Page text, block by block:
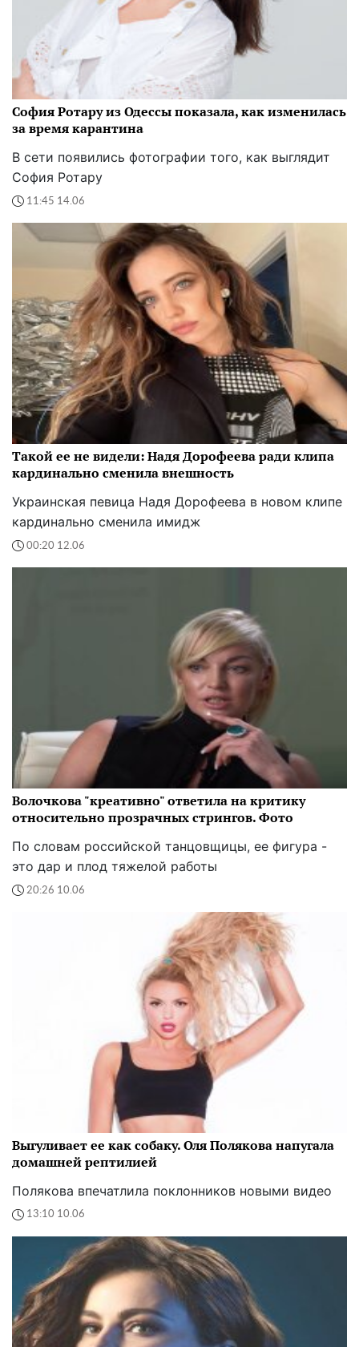
София Ротару из Одессы показала, как изменилась
за время карантина
В сети появились фотографии того, как выглядит
София Ротару
11:45 14.06
Такой ее не видели: Надя Дорофеева ради клипа
кардинально сменила внешность
Украинская певица Надя Дорофеева в новом клипе
кардинально сменила имидж
00:20 12.06
Волочкова "креативно" ответила на критику
относительно прозрачных стрингов. Фото
По словам российской танцовщицы, ее фигура -
это дар и плод тяжелой работы
20:26 10.06
Выгуливает ее как собаку. Оля Полякова напугала
домашней рептилией
Полякова впечатлила поклонников новыми видео
13:10 10.06